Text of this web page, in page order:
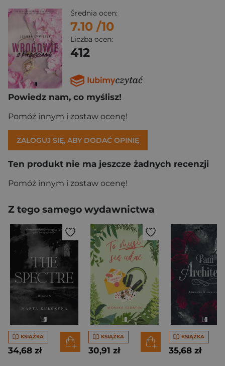
Średnia ocen:
7.10 /10
Liczba ocen:
412
Powiedz nam, co myślisz!
Pomóż innym i zostaw ocenę!
ZALOGUJ SIĘ, ABY DODAĆ OPINIĘ
Ten produkt nie ma jeszcze żadnych recenzji
Pomóż innym i zostaw ocenę!
Z tego samego wydawnictwa
KSIĄŻKA
34,68 zł
KSIĄŻKA
30,91 zł
KSIĄŻKA
35,68 zł